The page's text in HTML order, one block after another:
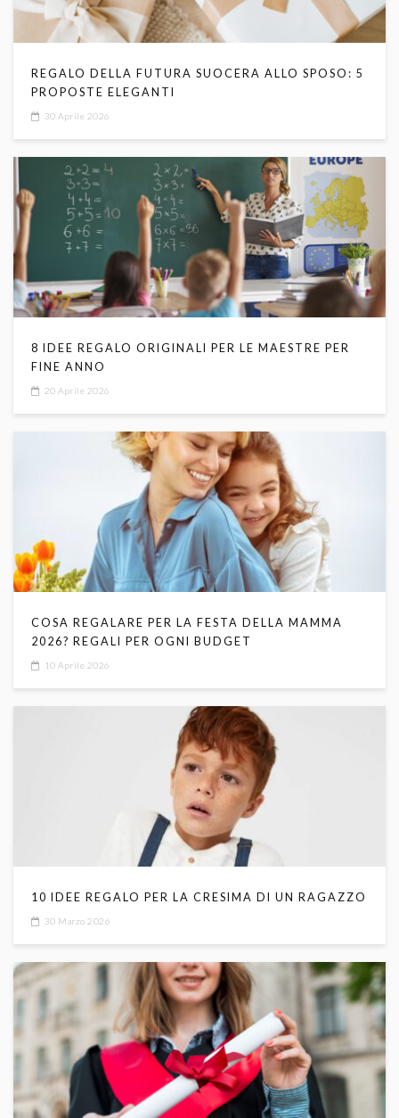
REGALO DELLA FUTURA SUOCERA ALLO SPOSO: 5
PROPOSTE ELEGANTI
30 Aprile 2026
8 IDEE REGALO ORIGINALI PER LE MAESTRE PER
FINE ANNO
20 Aprile 2026
COSA REGALARE PER LA FESTA DELLA MAMMA
2026? REGALI PER OGNI BUDGET
10 Aprile 2026
10 IDEE REGALO PER LA CRESIMA DI UN RAGAZZO
30 Marzo 2026